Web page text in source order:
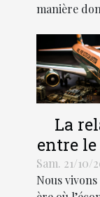
manière
La
entre le
des
Sam. 21/10/
Nous